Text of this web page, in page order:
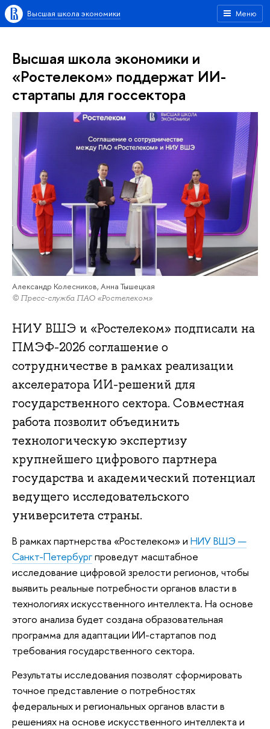
Меню
Высшая школа экономики
Высшая школа экономики и
«Ростелеком» поддержат ИИ-
стартапы для госсектора
Александр Колесников, Анна Тышецкая
© Пресс-служба ПАО «Ростелеком»
НИУ ВШЭ и «Ростелеком» подписали на
ПМЭФ-2026 соглашение о
сотрудничестве в рамках реализации
акселератора ИИ-решений для
государственного сектора. Совместная
работа позволит объединить
технологическую экспертизу
крупнейшего цифрового партнера
государства и академический потенциал
ведущего исследовательского
университета страны.
В рамках партнерства «Ростелеком» и НИУ ВШЭ —
Санкт-Петербургпроведут масштабное
исследование цифровой зрелости регионов, чтобы
выявить реальные потребности органов власти в
технологиях искусственного интеллекта. На основе
этого анализа будет создана образовательная
программа для адаптации ИИ-стартапов под
требования государственного сектора.
Результаты исследования позволят сформировать
точное представление о потребностях
федеральных и региональных органов власти в
решениях на основе искусственного интеллекта и